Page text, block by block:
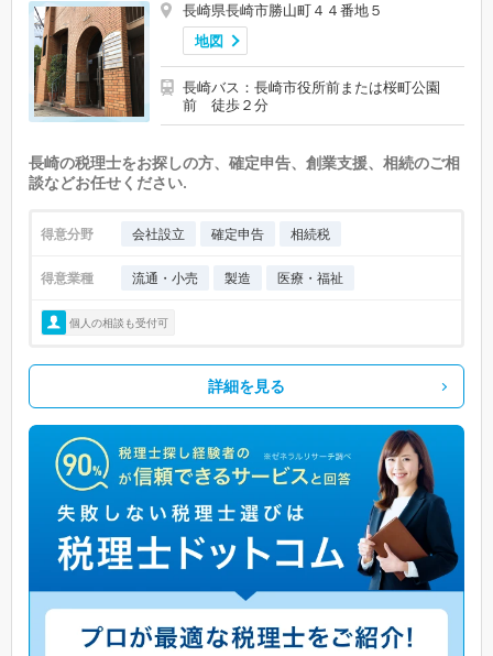
長崎県長崎市勝山町４４番地５
地図
長崎バス：長崎市役所前または桜町公園
前 徒歩２分
長崎の税理士をお探しの方、確定申告、創業支援、相続のご相
談などお任せください.
得意分野 会社設立 確定申告 相続税
得意業種 流通・小売 製造 医療・福祉
個人の相談も受付可
詳細を見る